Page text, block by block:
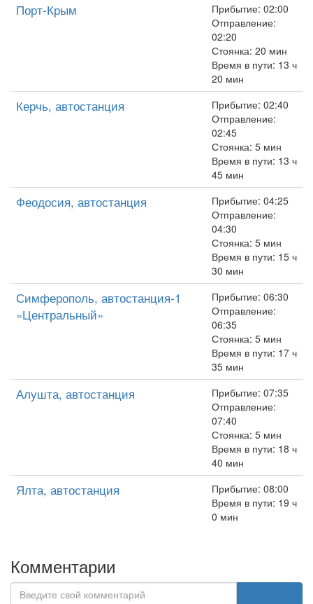
Порт-Крым
Прибытие: 02:00
Отправление:
02:20
Стоянка: 20 мин
Время в пути: 13 ч
20 мин
Керчь, автостанция
Прибытие: 02:40
Отправление:
02:45
Стоянка: 5 мин
Время в пути: 13 ч
45 мин
Феодосия, автостанция
Прибытие: 04:25
Отправление:
04:30
Стоянка: 5 мин
Время в пути: 15 ч
30 мин
Симферополь, автостанция-1
«Центральный»
Прибытие: 06:30
Отправление:
06:35
Стоянка: 5 мин
Время в пути: 17 ч
35 мин
Алушта, автостанция
Прибытие: 07:35
Отправление:
07:40
Стоянка: 5 мин
Время в пути: 18 ч
40 мин
Ялта, автостанция
Прибытие: 08:00
Время в пути: 19 ч
0 мин
Комментарии